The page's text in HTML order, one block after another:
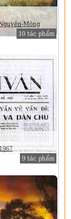
Mông
10 tác phẩm
9 tác phẩm